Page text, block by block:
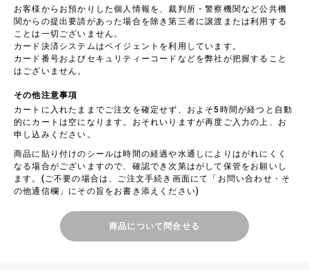
お客様からお預かりした個人情報を、裁判所・警察機関など公共機
関からの提出要請があった場合を除き第三者に譲渡または利用する
ことは一切ございません。
カード決済システムはペイジェントを利用しています。
カード番号およびセキュリティーコードなどを弊社が把握すること
はございません。
その他注意事項
カートに入れたままでご注文を確定せず、およそ5時間が経つと自動
的にカートは空になります。おそれいりますが再度ご入力の上、お
申し込みください。
商品に貼り付けのシールは時間の経過や水通しによりはがれにくく
なる場合がございますので、確認でき次第はがして保管をお願いし
ます。(ご不要の場合は、ご注文手続き画面にて「お問い合わせ・そ
の他通信欄」にその旨をお書き添えください)
商品について問合せる